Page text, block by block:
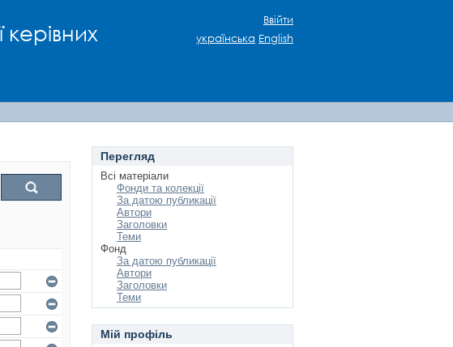
Ввійти
українська English
Перегляд
Всі матеріали
Фонди та колекції
За датою публикації
Автори
Заголовки
Теми
Фонд
За датою публикації
Автори
Заголовки
Теми
Мій профіль